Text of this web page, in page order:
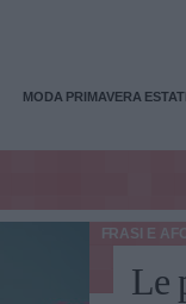
MODA PRIMAVERA
FRASI E
Le